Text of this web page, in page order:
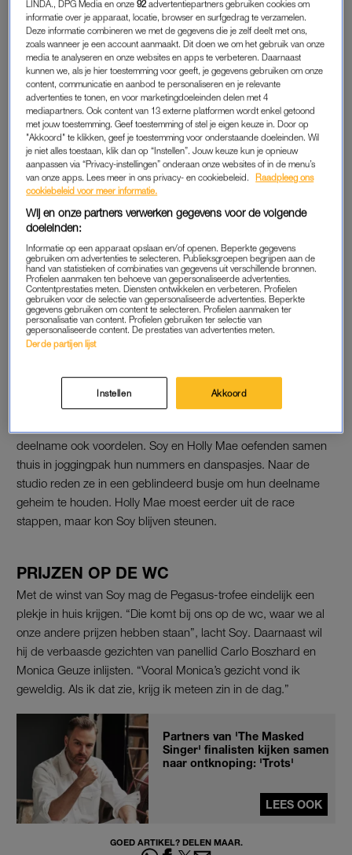
THE MASKED SINGER
Zaterdagavond werd Soy Kroon als winnaar vanThe Masked
Singeronthuld, verstopt in het witte paard Pegasus-kostuum.
Om zijn afwezigheid te verklaren, verzon hij een niet-bestaand
programma genaamd The Big Sing Thing.“Ik vertelde dat het
een soortBeste Zangerswas waar ik drie dagen per week
mee bezig was”, zegt hij tegen hetAD. Het verzinnen van dit
soort smoesjes viel hem zwaar. “Vooral het geheimhouden
voor mijn moeder vond ik moeilijk.”
HOLLY MAE BROOD
Soys vriendin, actrice Holly Mae Brood, deelde in het geheim.
Ook zij deed dit seizoen mee, als De Mammoet. Samen
moesten ze meerdere smoesjes bedenken, ook richting haar
moeder. “Na repetities gingen we vaak naar mijn moeder en
dan moesten we steeds uitleggen waar we vandaan kwamen.
deelname ook voordelen. Soy en Holly Mae oefenden samen
thuis in joggingpak hun nummers en danspasjes. Naar de
studio reden ze in een geblindeerd busje om hun deelname
geheim te houden. Holly Mae moest eerder uit de race
stappen, maar kon Soy blijven steunen.
PRIJZEN OP DE WC
Met de winst van Soy mag de Pegasus-trofee eindelijk een
plekje in huis krijgen. “Die komt bij ons op de wc, waar we al
onze andere prijzen hebben staan”, lacht Soy. Daarnaast wil
hij de verbaasde gezichten van panellid Carlo Boszhard en
Monica Geuze inlijsten. “Vooral Monica’s gezicht vond ik
geweldig. Als ik dat zie, krijg ik meteen zin in de dag.”
Partners van 'The Masked
Singer' finalisten kijken samen
naar ontknoping: 'Trots'
LEES OOK
GOED ARTIKEL? DELEN MAAR.
LINDA., DPG Media en onze92 advertentiepartners gebruiken cookies om
informatie over je apparaat, locatie, browser en surfgedrag te verzamelen.
Deze informatie combineren we met de gegevens die je zelf deelt met ons,
zoals wanneer je een account aanmaakt. Dit doen we om het gebruik van onze
media te analyseren en onze websites en apps te verbeteren. Daarnaast
kunnen we, als je hier toestemming voor geeft, je gegevens gebruiken om onze
content, communicatie en aanbod te personaliseren en je relevante
advertenties te tonen, en voor marketingdoeleinden delen met 4
mediapartners. Ook content van 13 externe platformen wordt enkel getoond
met jouw toestemming. Geef toestemming of stel je eigen keuze in. Door op
"Akkoord" te klikken, geef je toestemming voor onderstaande doeleinden. Wil
je niet alles toestaan, klik dan op “Instellen”. Jouw keuze kun je opnieuw
aanpassen via “Privacy-instellingen” onderaan onze websites of in de menu’s
van onze apps. Lees meer in ons privacy- en cookiebeleid.
Raadpleeg ons
cookiebeleid voor meer informatie.
Wij en onze partners verwerken gegevens voor de volgende
doeleinden:
Informatie op een apparaat opslaan en/of openen. Beperkte gegevens
gebruiken om advertenties te selecteren. Publieksgroepen begrijpen aan de
hand van statistieken of combinaties van gegevens uit verschillende bronnen.
Profielen aanmaken ten behoeve van gepersonaliseerde advertenties.
Contentprestaties meten. Diensten ontwikkelen en verbeteren. Profielen
gebruiken voor de selectie van gepersonaliseerde advertenties. Beperkte
gegevens gebruiken om content te selecteren. Profielen aanmaken ter
personalisatie van content. Profielen gebruiken ter selectie van
gepersonaliseerde content. De prestaties van advertenties meten.
Derde partijen lijst
Instellen Akkoord